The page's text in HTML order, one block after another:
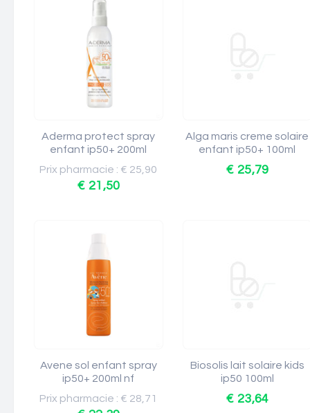
Aderma protect spray
enfant ip50+ 200ml
Prix pharmacie : € 25,90
€ 21,50
Alga maris creme solaire
enfant ip50+ 100ml
€ 25,79
Avene sol enfant spray
ip50+ 200ml nf
Prix pharmacie : € 28,71
Biosolis lait solaire kids
ip50 100ml
€ 23,64